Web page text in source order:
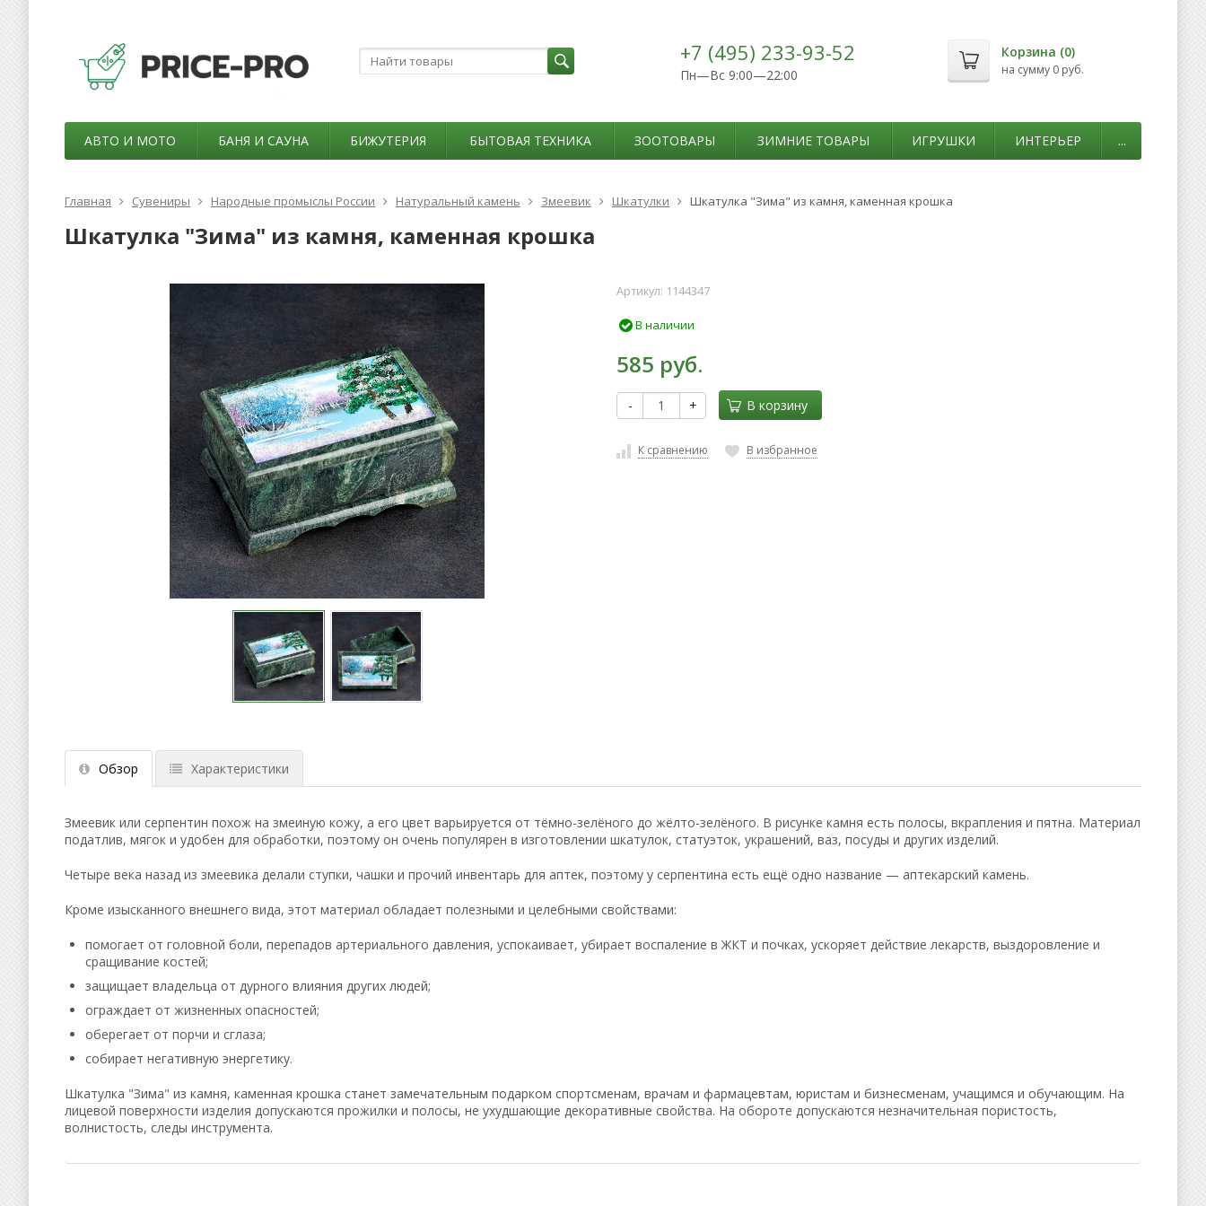
+7 (495) 233-93-52
Пн—Вс 9:00—22:00
Корзина (0)
на сумму 0 руб.
АВТО И МОТО БАНЯ И САУНА БИЖУТЕРИЯ БЫТОВАЯ ТЕХНИКА ЗООТОВАРЫ ЗИМНИЕ ТОВАРЫ ИГРУШКИ ИНТЕРЬЕР ...
Главная Сувениры Народные промыслы России Натуральный камень Змеевик Шкатулки Шкатулка "Зима" из камня, каменная крошка
Шкатулка "Зима" из камня, каменная крошка
Артикул: 1144347
В наличии
585 руб.
- + В корзину
К сравнению В избранное
Обзор Характеристики
Змеевик или серпентин похож на змеиную кожу, а его цвет варьируется от тёмно-зелёного до жёлто-зелёного. В рисунке камня есть полосы, вкрапления и пятна. Материал
податлив, мягок и удобен для обработки, поэтому он очень популярен в изготовлении шкатулок, статуэток, украшений, ваз, посуды и других изделий.
Четыре века назад из змеевика делали ступки, чашки и прочий инвентарь для аптек, поэтому у серпентина есть ещё одно название — аптекарский камень.
Кроме изысканного внешнего вида, этот материал обладает полезными и целебными свойствами:
помогает от головной боли, перепадов артериального давления, успокаивает, убирает воспаление в ЖКТ и почках, ускоряет действие лекарств, выздоровление и
сращивание костей;
защищает владельца от дурного влияния других людей;
ограждает от жизненных опасностей;
оберегает от порчи и сглаза;
собирает негативную энергетику.
Шкатулка "Зима" из камня, каменная крошка станет замечательным подарком спортсменам, врачам и фармацевтам, юристам и бизнесменам, учащимся и обучающим. На
лицевой поверхности изделия допускаются прожилки и полосы, не ухудшающие декоративные свойства. На обороте допускаются незначительная пористость,
волнистость, следы инструмента.